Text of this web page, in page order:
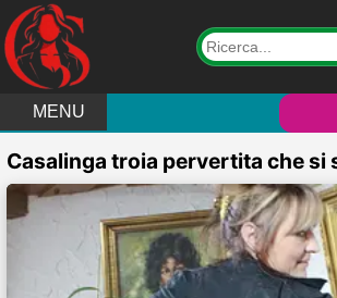
MENU
Casalinga troia pervertita che si